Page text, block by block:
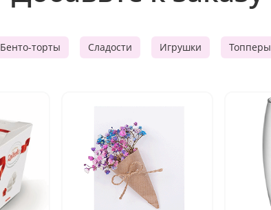
Бенто-торты Сладости Игрушки Топперы